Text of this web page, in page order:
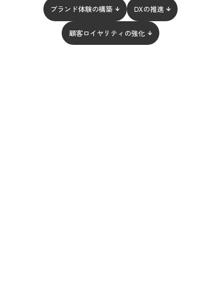
ブランド体験の構築 DXの推進
顧客ロイヤリティの強化